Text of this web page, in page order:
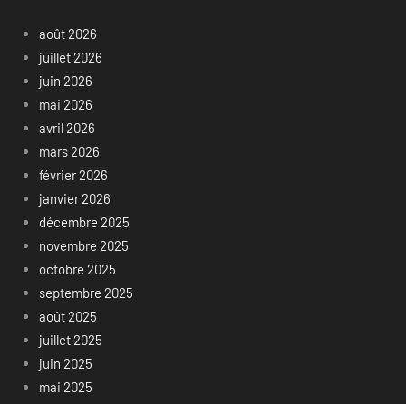
août 2026
juillet 2026
juin 2026
mai 2026
avril 2026
mars 2026
février 2026
janvier 2026
décembre 2025
novembre 2025
octobre 2025
septembre 2025
août 2025
juillet 2025
juin 2025
mai 2025